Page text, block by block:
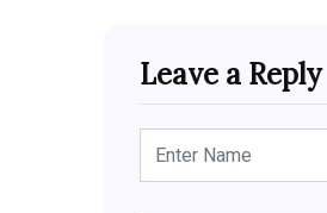
Leave a Reply